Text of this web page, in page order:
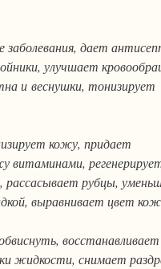
дает
улучшает
и веснушки, тонизирует
кожу, придает
витаминами,
рассасывает рубцы,
выравнивает цвет
восстанавливает
жидкости, снимает